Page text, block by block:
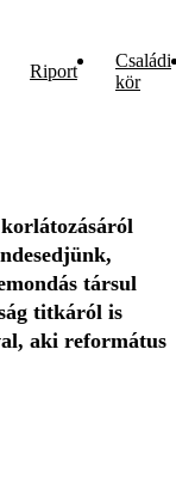
Riport
Családi
kör
társul
titkáról is
aki református